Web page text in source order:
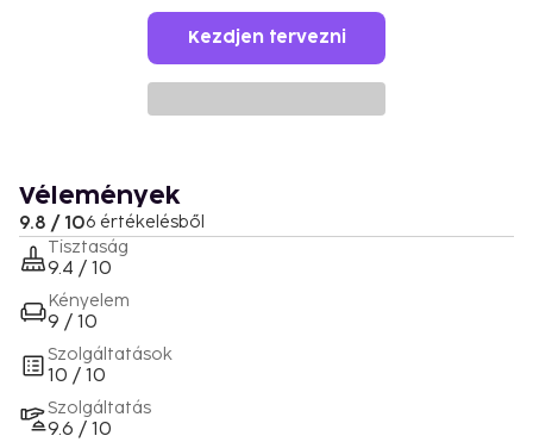
Kezdjen tervezni
Vélemények
9.8 / 106 értékelésből
Tisztaság
9.4 / 10
Kényelem
9 / 10
Szolgáltatások
10 / 10
Szolgáltatás
9.6 / 10